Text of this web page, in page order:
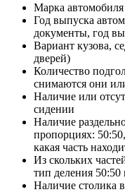
Марка автомобиля
Год выпуска
документы, год
Вариант кузова,
дверей)
Количество
снимаются они
Наличие или
сидении
Наличие
пропорциях:
какая часть
Из скольких
тип деления 50:50
Наличие столика